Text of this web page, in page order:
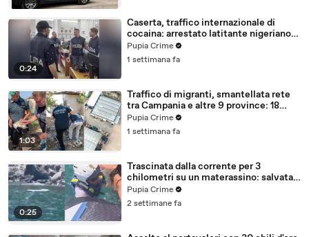
0:24
Caserta, traffico internazionale di
cocaina: arrestato latitante nigeriano
ricercato dal 2019 (28.07.26)
Pupia Crime
1 settimana fa
1:03
Traffico di migranti, smantellata rete
tra Campania e altre 9 province: 18
arresti (27.07.26)
Pupia Crime
1 settimana fa
0:25
Trascinata dalla corrente per 3
chilometri su un materassino: salvata
dalla Polizia (25.07.26)
Pupia Crime
2 settimane fa